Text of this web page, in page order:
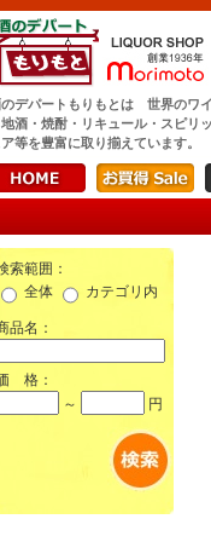
のデパートもりもとは 世界のワ
酒・焼酎・リキュール・スピリ
等を豊富に取り揃えています。
索範囲：
全体
カテゴリ内
品名：
格：
～
円